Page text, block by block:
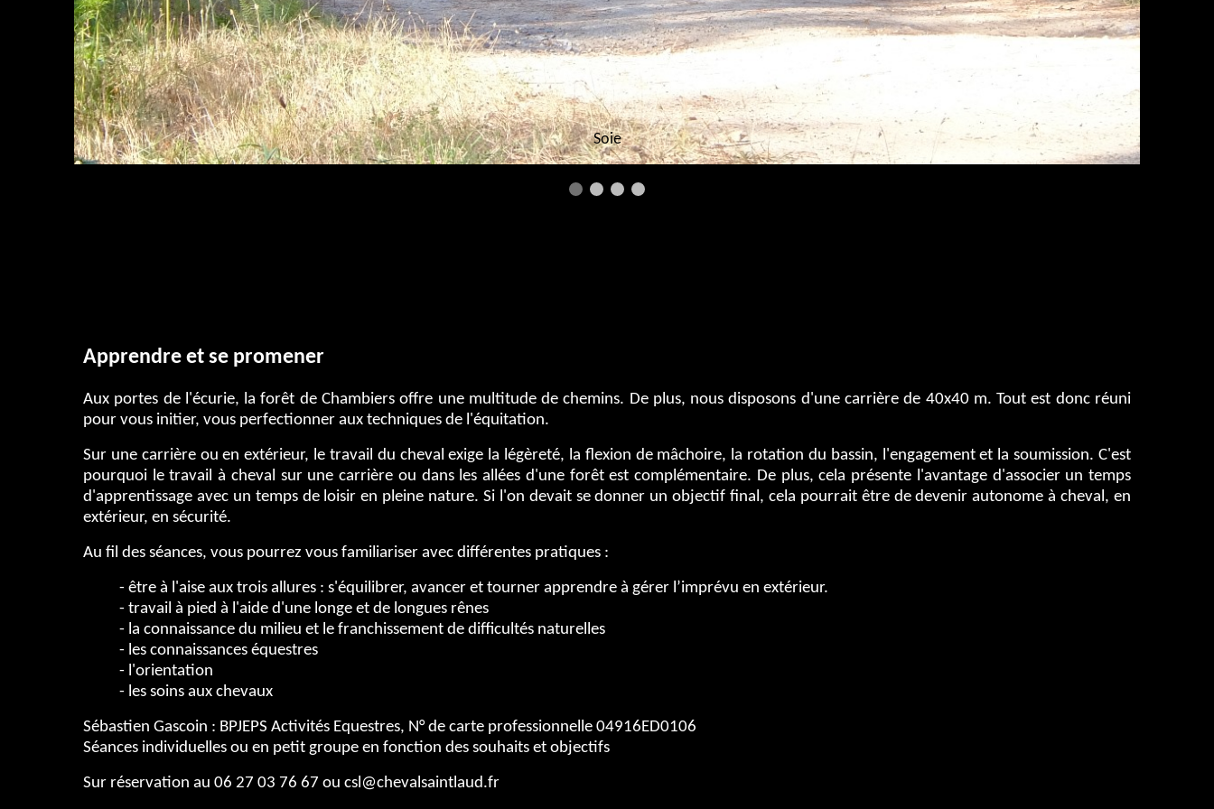
Soie
Apprendre et se promener
Aux portes de l'écurie, la forêt de Chambiers offre une multitude de chemins. De plus, nous disposons d'une carrière de 40x40 m. Tout est donc réuni
pour vous initier, vous perfectionner aux techniques de l'équitation.
Sur une carrière ou en extérieur, le travail du cheval exige la légèreté, la flexion de mâchoire, la rotation du bassin, l'engagement et la soumission. C'est
pourquoi le travail à cheval sur une carrière ou dans les allées d'une forêt est complémentaire. De plus, cela présente l'avantage d'associer un temps
d'apprentissage avec un temps de loisir en pleine nature. Si l'on devait se donner un objectif final, cela pourrait être de devenir autonome à cheval, en
extérieur, en sécurité.
Au fil des séances, vous pourrez vous familiariser avec différentes pratiques :
- être à l'aise aux trois allures : s'équilibrer, avancer et tourner apprendre à gérer l’imprévu en extérieur.
- travail à pied à l'aide d'une longe et de longues rênes
- la connaissance du milieu et le franchissement de difficultés naturelles
- les connaissances équestres
- l'orientation
- les soins aux chevaux
Sébastien Gascoin : BPJEPS Activités Equestres, N° de carte professionnelle 04916ED0106
Séances individuelles ou en petit groupe en fonction des souhaits et objectifs
Sur réservation au 06 27 03 76 67 ou csl@chevalsaintlaud.fr